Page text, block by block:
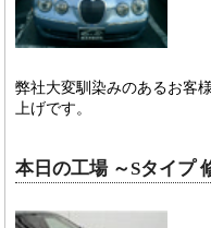
弊社大変馴染みのあるお客
上げです。
本日の工場 ～Sタイプ